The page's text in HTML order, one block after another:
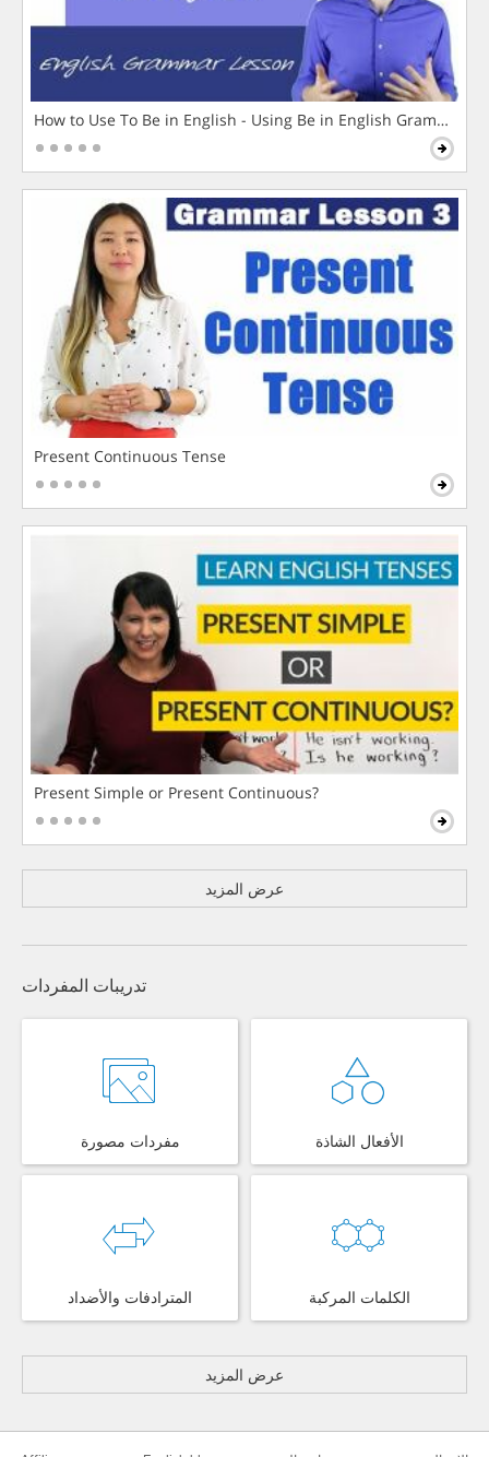
How to Use To Be in English - Using Be in English Grammar
Present Continuous Tense
Present Simple or Present Continuous?
عرض المزيد
تدريبات المفردات
مفردات مصورة الأفعال الشاذة
المترادفات والأضداد الكلمات المركبة
عرض المزيد